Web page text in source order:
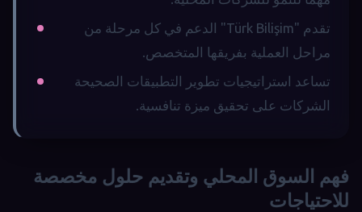
تقدم "Türk Bilişim" الدعم في كل مرحلة من
مراحل العملية بفريقها المتخصص.
تساعد استراتيجيات تطوير التطبيقات الصحيحة
الشركات على تحقيق ميزة تنافسية.
فهم السوق المحلي وتقديم حلول مخصصة
للاحتياجات